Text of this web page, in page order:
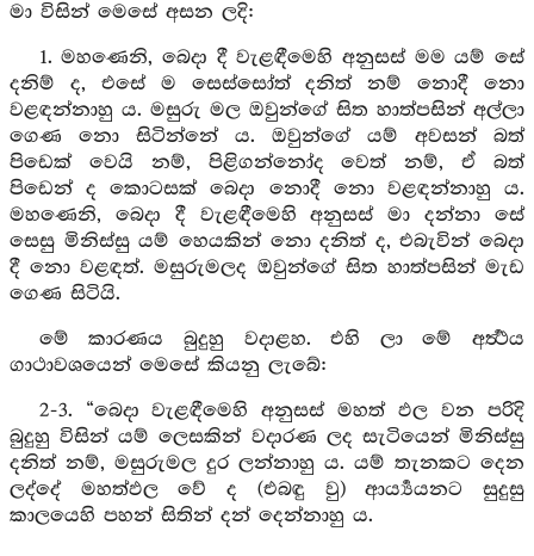
මා විසින් මෙසේ අසන ලදි:
1. මහණෙනි, බෙදා දී වැළඳීමෙහි අනුසස් මම යම් සේ
දනිම් ද, එසේ ම සෙස්සෝත් දනිත් නම් නොදී නො
වළඳන්නාහු ය. මසුරු මල ඔවුන්ගේ සිත හාත්පසින් අල්ලා
ගෙණ නො සිටින්නේ ය. ඔවුන්ගේ යම් අවසන් බත්
පිඩෙක් වෙයි නම්, පිළිගන්නෝද වෙත් නම්, ඒ බත්
පිඩෙන් ද කොටසක් බෙදා නොදී නො වළඳන්නාහු ය.
මහණෙනි, බෙදා දී වැළඳීමෙහි අනුසස් මා දන්නා සේ
සෙසු මිනිස්සු යම් හෙයකින් නො දනිත් ද, එබැවින් බෙදා
දී නො වළඳත්. මසුරුමලද ඔවුන්ගේ සිත හාත්පසින් මැඩ
ගෙණ සිටියි.
මේ කාරණය බුදුහු වදාළහ. එහි ලා මේ අර්‍ත්‍ථය
ගාථාවශයෙන් මෙසේ කියනු ලැබේ:
2-3. “බෙදා වැළඳීමෙහි අනුසස් මහත් ඵල වන පරිදි
බුදුහු විසින් යම් ලෙසකින් වදාරණ ලද සැටියෙන් මිනිස්සු
දනිත් නම්, මසුරුමල දුර ලන්නාහු ය. යම් තැනකට දෙන
ලද්දේ මහත්ඵල වේ ද (එබඳු වු) ආර්‍ය්‍යයනට සුදුසු
කාලයෙහි පහන් සිතින් දන් දෙන්නාහු ය.